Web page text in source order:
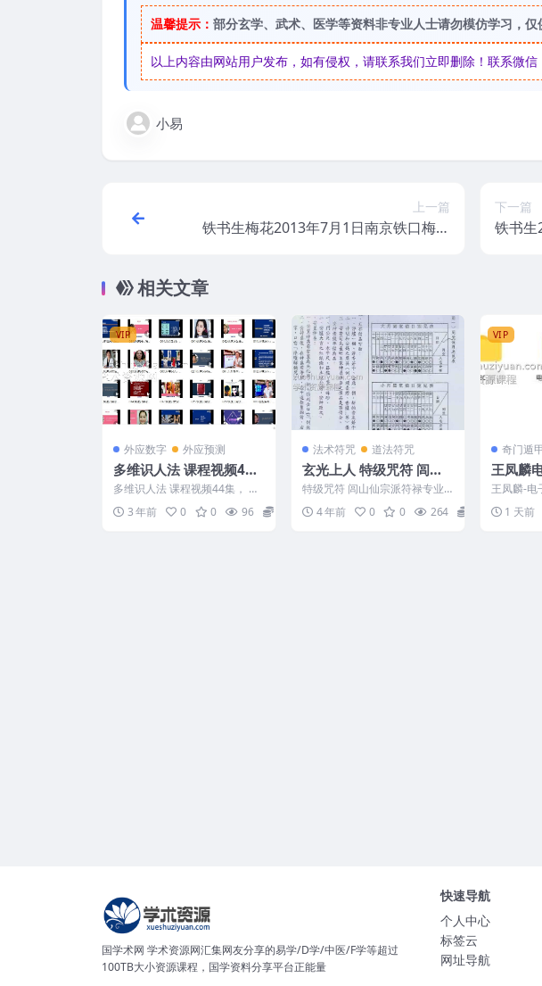
温馨提示： 部分玄学、武术、医学等资料非专业人士请勿模仿学习，仅
以上内容由网站用户发布，如有侵权，请联系我们立即删除！联系微
小易
上一篇
铁书生梅花2013年7月1日南京铁口梅花
下一篇
铁书生
相关文章
VIP
外应数字 外应预测
多维识人法 课程视频44
集
多维识人法 课程视频44集， 首
创多维度教你去识别一个人，随
身物品到照片头像，从...
3 年前 0 0 96
法术符咒 道法符咒
玄光上人 特级咒符 闾山
仙宗派符禄专业课程 +开
光讲义pdf免费下载
特级咒符 闾山仙宗派符禄专业
课程 神尊法器开光讲义 玄光上
人编著 编号：D221...
4 年前 0 0 264
VIP
奇门遁甲
王凤麟
理PDF
王凤麟-电
1 天前
国学术网 学术资源网汇集网友分享的易学/D学/中医/F学等超过
100TB大小资源课程，国学资料分享平台正能量
快速导航
个人中心
标签云
网址导航